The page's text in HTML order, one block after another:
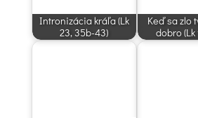
Intronizácia kráľa (Lk
23, 35b-43)
Keď sa zlo
dobro (Lk